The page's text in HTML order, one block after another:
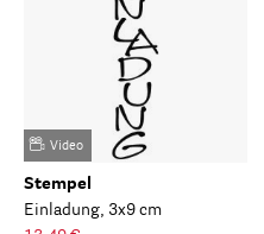
Video
Stempel
Einladung, 3x9 cm